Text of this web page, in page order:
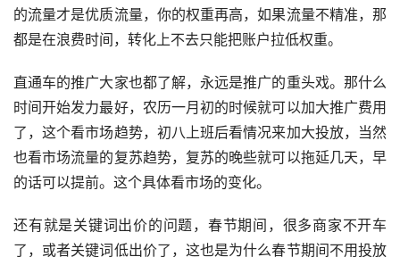
的流量才是优质流量，你的权重再高，如果流量不精准，那
都是在浪费时间，转化上不去只能把账户拉低权重。
直通车的推广大家也都了解，永远是推广的重头戏。那什么
时间开始发力最好，农历一月初的时候就可以加大推广费用
了，这个看市场趋势，初八上班后看情况来加大投放，当然
也看市场流量的复苏趋势，复苏的晚些就可以拖延几天，早
的话可以提前。这个具体看市场的变化。
还有就是关键词出价的问题，春节期间，很多商家不开车
了，或者关键词低出价了，这也是为什么春节期间不用投放